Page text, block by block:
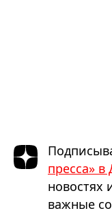
пресса» в
новостях
важные